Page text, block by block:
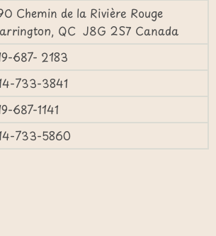
Chemin de la Rivière Rouge
QC J8G 2S7 Canada
687- 2183
733-3841
687-1141
733-5860